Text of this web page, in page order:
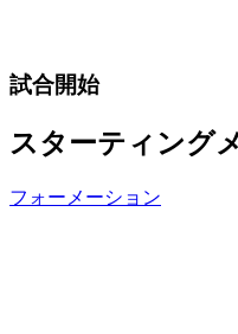
試合開始
スターティング
フォーメーション